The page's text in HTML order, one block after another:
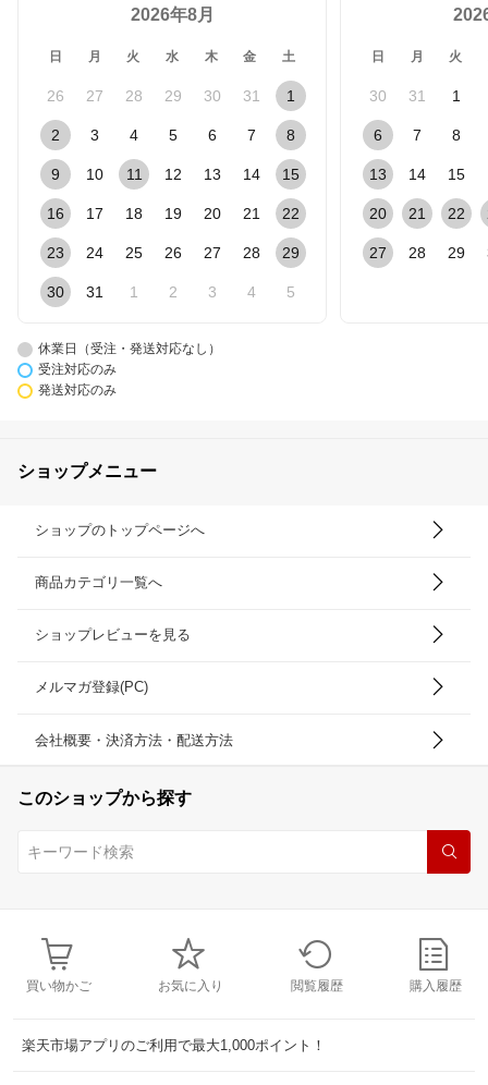
2026年8月
日 月 火 水 木 金 土
26 27 28 29 30 31 1
2 3 4 5 6 7 8
9 10 11 12 13 14 15
16 17 18 19 20 21 22
23 24 25 26 27 28 29
30 31 1 2 3 4 5
日 月 火
30 31 1
6 7 8
13 14 15
20 21 22
27 28 29
休業日（受注・発送対応なし）
受注対応のみ
発送対応のみ
ショップメニュー
ショップのトップページへ
商品カテゴリ一覧へ
ショップレビューを見る
メルマガ登録(PC)
会社概要・決済方法・配送方法
このショップから探す
買い物かご お気に入り 閲覧履歴 購入履歴
楽天市場アプリのご利用で最大1,000ポイント！